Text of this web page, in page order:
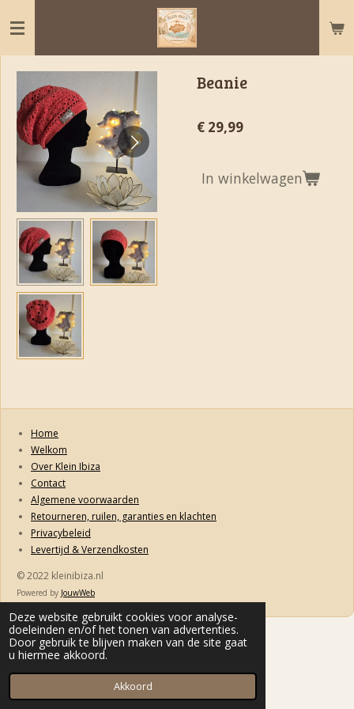
Deze website gebruikt cookies voor analyse-
doeleinden en/of het tonen van advertenties.
Door gebruik te blijven maken van de site gaat
u hiermee akkoord.
Akkoord
direct
naar
de
hoofdinhoud
Beanie
€ 29,99
In winkelwagen
Home
Welkom
Over Klein Ibiza
Contact
Algemene voorwaarden
Retourneren, ruilen, garanties en klachten
Privacybeleid
Levertijd & Verzendkosten
© 2022 kleinibiza.nl
Powered by JouwWeb